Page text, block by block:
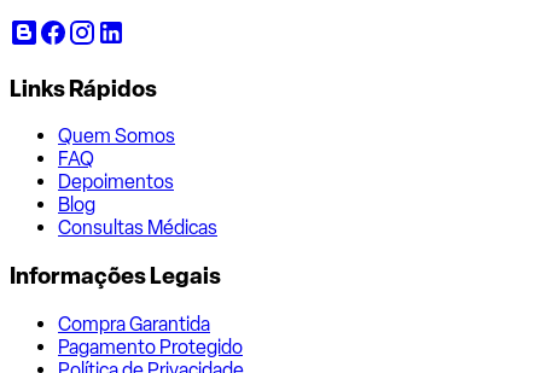
Links Rápidos
Quem Somos
FAQ
Depoimentos
Blog
Consultas Médicas
Informações Legais
Compra Garantida
Pagamento Protegido